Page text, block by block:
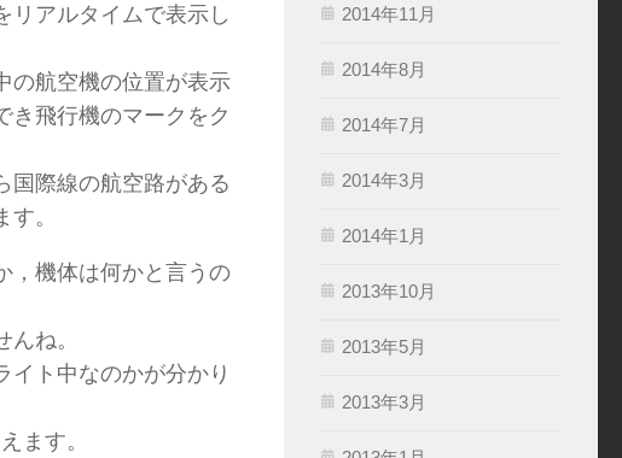
リアルタイムで表示し
の航空機の位置が表示
き飛行機のマークをク
国際線の航空路がある
。
，機体は何かと言うの
ね。
イト中なのかが分かり
ます。
2014年11月
2014年8月
2014年7月
2014年3月
2014年1月
2013年10月
2013年5月
2013年3月